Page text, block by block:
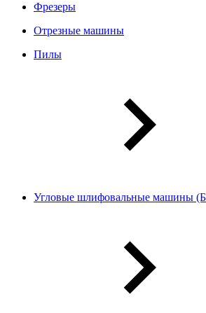
Фрезеры
Отрезные машины
Пилы
Угловые шлифовальные машины